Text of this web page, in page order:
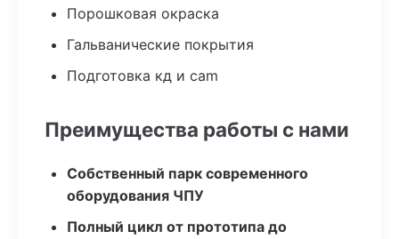
Порошковая окраска
Гальванические покрытия
Подготовка кд и cam
Преимущества работы с нами
Собственный парк современного
оборудования ЧПУ
Полный цикл от прототипа до